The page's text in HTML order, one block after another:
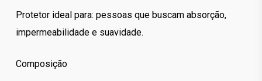
Protetor ideal para: pessoas que buscam absorção,
impermeabilidade e suavidade.
Composição